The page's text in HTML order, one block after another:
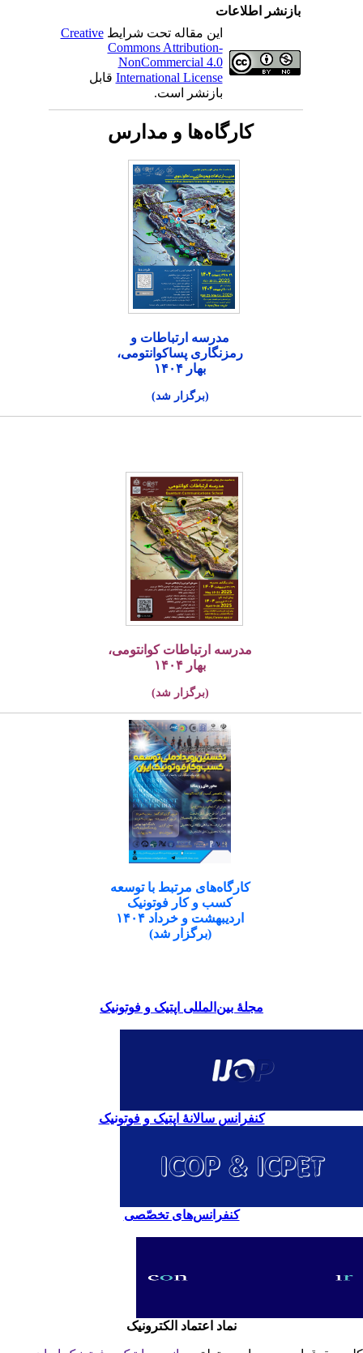
بازنشر اطلاعات
این مقاله تحت شرایطCreative
Commons Attribution-
NonCommercial 4.0
International Licenseقابل
بازنشر است.
کارگاه‌ها و مدارس
مدرسه ارتباطات و
رمزنگاری پساکوانتومی،
بهار ۱۴۰۴
(برگزار شد)
مدرسه ارتباطات کوانتومی،
بهار ۱۴۰۴
(برگزار شد)
کارگاه‌های مرتبط با توسعه
کسب و کار فوتونیک
اردیبهشت و خرداد ۱۴۰۴
(برگزار شد)
مجلۀ بین‌المللی اپتیک و فوتونیک
کنفرانس سالانۀ اپتیک و فوتونیک
کنفرانس‌های تخصّصی
نماد اعتماد الکترونیک